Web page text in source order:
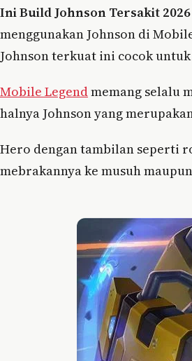
Ini Build Johnson Tersakit
menggunakan Johnson di
Johnson terkuat ini cocok untuk
Mobile Legendmemang selalu
halnya Johnson yang
Hero dengan tambilan seperti
mebrakannya ke musuh